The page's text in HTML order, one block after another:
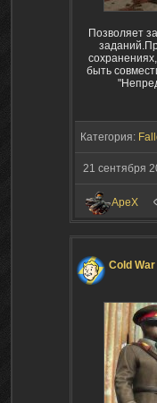
Позволяет
быть
Категория:
21 сентября
ApeX
Cold